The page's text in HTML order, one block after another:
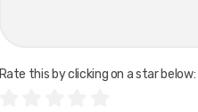
Rate this by clicking on a star below: